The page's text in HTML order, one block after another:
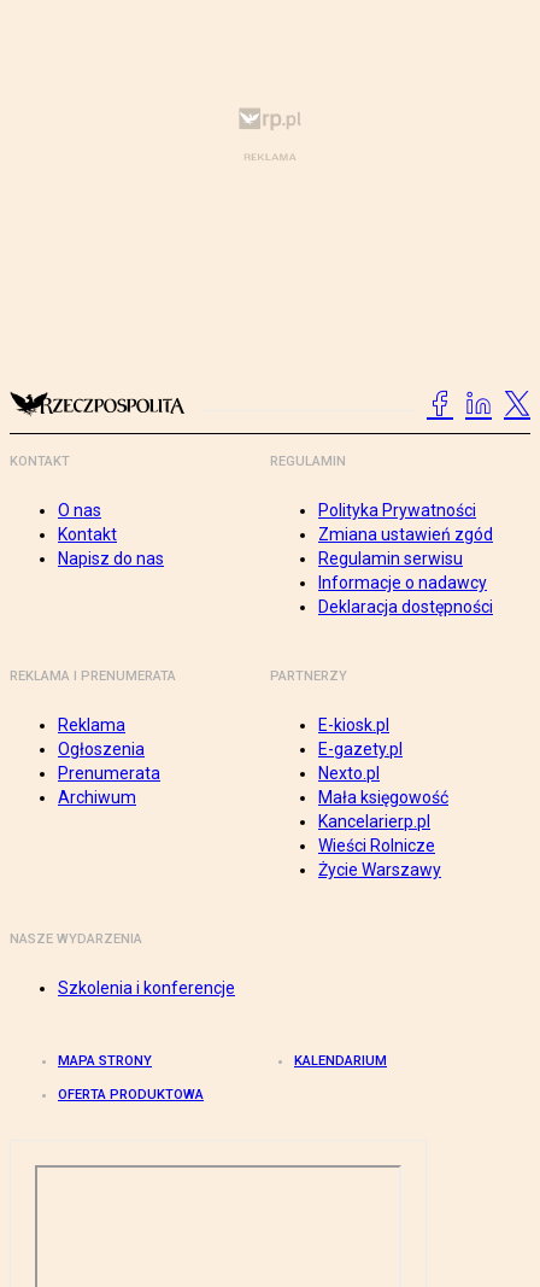
KONTAKT
O nas
Kontakt
Napisz do nas
REGULAMIN
Polityka Prywatności
Zmiana ustawień zgód
Regulamin serwisu
Informacje o nadawcy
Deklaracja dostępności
REKLAMA I PRENUMERATA
Reklama
Ogłoszenia
Prenumerata
Archiwum
PARTNERZY
E-kiosk.pl
E-gazety.pl
Nexto.pl
Mała księgowość
Kancelarierp.pl
Wieści Rolnicze
Życie Warszawy
NASZE WYDARZENIA
Szkolenia i konferencje
MAPA STRONY KALENDARIUM
OFERTA PRODUKTOWA